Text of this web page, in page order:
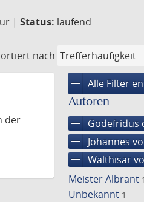
| Status: laufend
nach
remove Alle Filter
Autoren
remove Godefridus
remove Johannes
remove Walthisar
Meister Albrant
Unbekannt 1
der